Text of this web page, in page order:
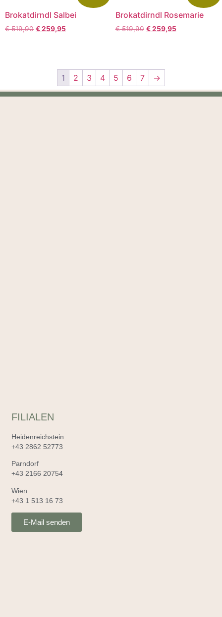
Brokatdirndl Salbei
€519,90 €259,95
Brokatdirndl Rosemarie
€519,90 €259,95
1 2 3 4 5 6 7 →
FILIALEN
Heidenreichstein
+43 2862 52773
Parndorf
+43 2166 20754
Wien
+43 1 513 16 73
E-Mail senden